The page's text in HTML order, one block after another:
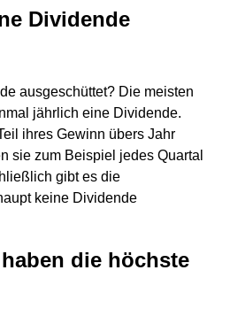
Dividende
ausgeschüttet? Die meisten
jährlich eine Dividende.
ihres Gewinn übers Jahr
sie zum Beispiel jedes Quartal
gibt es die
keine Dividende
die höchste